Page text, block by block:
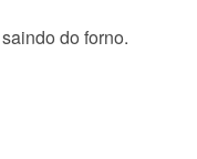
do forno.